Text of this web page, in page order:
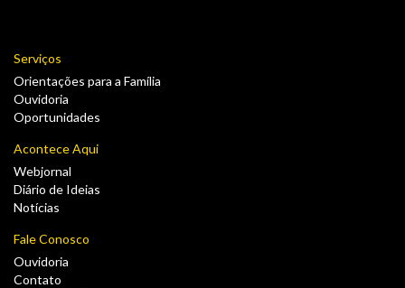
Serviços
Orientações para a Família
Ouvidoria
Oportunidades
Acontece Aqui
Webjornal
Diário de Ideias
Notícias
Fale Conosco
Ouvidoria
Contato